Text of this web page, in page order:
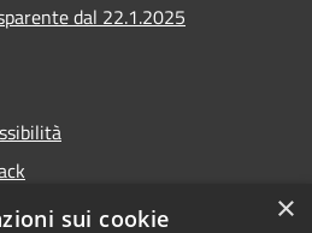
dal 22.1.2025
×
sui cookie